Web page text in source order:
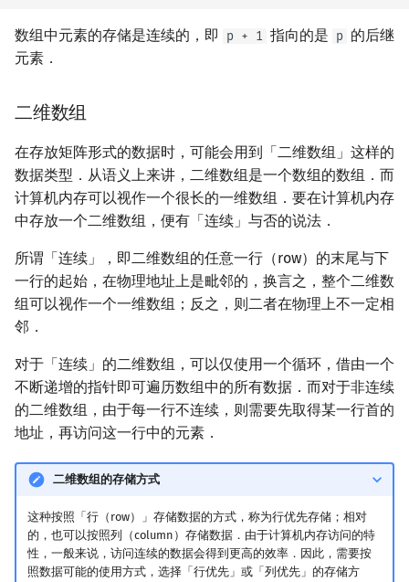
数组中元素的存储是连续的，即 p + 1 指向的是 p 的后继
元素．
二维数组
在存放矩阵形式的数据时，可能会用到「二维数组」这样的
数据类型．从语义上来讲，二维数组是一个数组的数组．而
计算机内存可以视作一个很长的一维数组．要在计算机内存
中存放一个二维数组，便有「连续」与否的说法．
所谓「连续」，即二维数组的任意一行（row）的末尾与下
一行的起始，在物理地址上是毗邻的，换言之，整个二维数
组可以视作一个一维数组；反之，则二者在物理上不一定相
邻．
对于「连续」的二维数组，可以仅使用一个循环，借由一个
不断递增的指针即可遍历数组中的所有数据．而对于非连续
的二维数组，由于每一行不连续，则需要先取得某一行首的
地址，再访问这一行中的元素．
二维数组的存储方式
这种按照「行（row）」存储数据的方式，称为行优先存储；相对
的，也可以按照列（column）存储数据．由于计算机内存访问的特
性，一般来说，访问连续的数据会得到更高的效率．因此，需要按
照数据可能的使用方式，选择「行优先」或「列优先」的存储方